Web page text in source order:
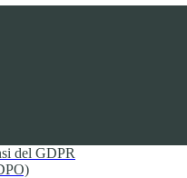
del GDPR